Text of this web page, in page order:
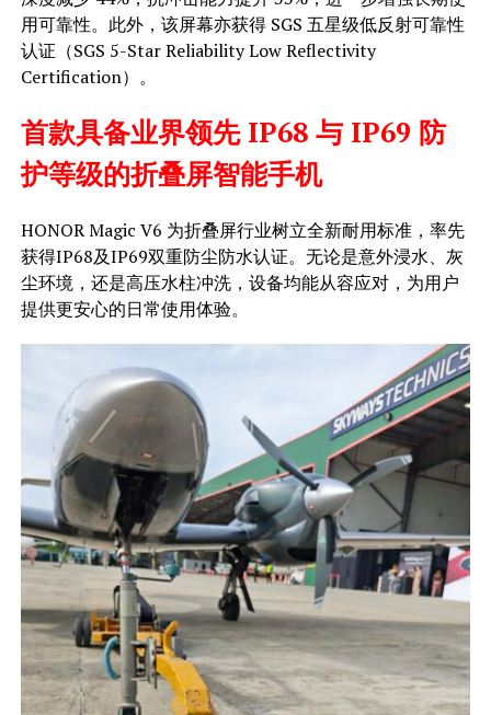
用可靠性。此外，该屏幕亦获得 SGS 五星级低反射可靠性
认证（SGS 5-Star Reliability Low Reflectivity
Certification）。
首款具备业界领先 IP68 与 IP69 防
护等级的折叠屏智能手机
HONOR Magic V6 为折叠屏行业树立全新耐用标准，率先
获得IP68及IP69双重防尘防水认证。无论是意外浸水、灰
尘环境，还是高压水柱冲洗，设备均能从容应对，为用户
提供更安心的日常使用体验。